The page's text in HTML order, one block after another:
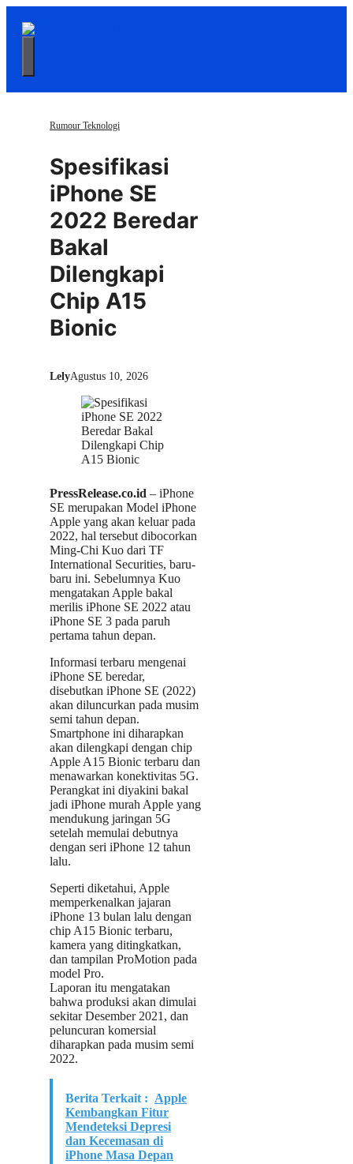
Menu
Rumour Teknologi
Spesifikasi
iPhone SE
2022 Beredar
Bakal
Dilengkapi
Chip A15
Bionic
LelyAgustus 10, 2026
PressRelease.co.id – iPhone
SE merupakan Model iPhone
Apple yang akan keluar pada
2022, hal tersebut dibocorkan
Ming-Chi Kuo dari TF
International Securities, baru-
baru ini. Sebelumnya Kuo
mengatakan Apple bakal
merilis iPhone SE 2022 atau
iPhone SE 3 pada paruh
pertama tahun depan.
Informasi terbaru mengenai
iPhone SE beredar,
disebutkan iPhone SE (2022)
akan diluncurkan pada musim
semi tahun depan.
Smartphone ini diharapkan
akan dilengkapi dengan chip
Apple A15 Bionic terbaru dan
menawarkan konektivitas 5G.
Perangkat ini diyakini bakal
jadi iPhone murah Apple yang
mendukung jaringan 5G
setelah memulai debutnya
dengan seri iPhone 12 tahun
lalu.
Seperti diketahui, Apple
memperkenalkan jajaran
iPhone 13 bulan lalu dengan
chip A15 Bionic terbaru,
kamera yang ditingkatkan,
dan tampilan ProMotion pada
model Pro.
Laporan itu mengatakan
bahwa produksi akan dimulai
sekitar Desember 2021, dan
peluncuran komersial
diharapkan pada musim semi
2022.
Berita Terkait : Apple
Kembangkan Fitur
Mendeteksi Depresi
dan Kecemasan di
iPhone Masa Depan